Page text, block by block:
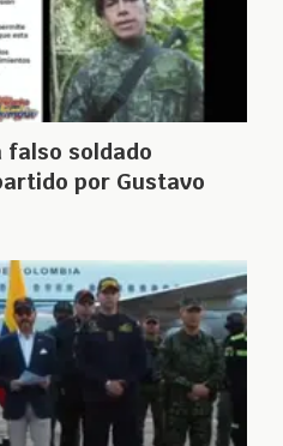
falso soldado
por Gustavo